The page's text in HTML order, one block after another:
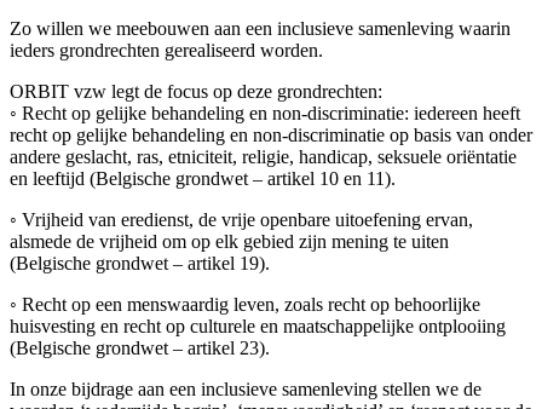
Zo willen we meebouwen aan een inclusieve samenleving waarin
ieders grondrechten gerealiseerd worden.
ORBIT vzw legt de focus op deze grondrechten:
◦ Recht op gelijke behandeling en non-discriminatie: iedereen heeft
recht op gelijke behandeling en non-discriminatie op basis van onder
andere geslacht, ras, etniciteit, religie, handicap, seksuele oriëntatie
en leeftijd (Belgische grondwet – artikel 10 en 11).
◦ Vrijheid van eredienst, de vrije openbare uitoefening ervan,
alsmede de vrijheid om op elk gebied zijn mening te uiten
(Belgische grondwet – artikel 19).
◦ Recht op een menswaardig leven, zoals recht op behoorlijke
huisvesting en recht op culturele en maatschappelijke ontplooiing
(Belgische grondwet – artikel 23).
In onze bijdrage aan een inclusieve samenleving stellen we de